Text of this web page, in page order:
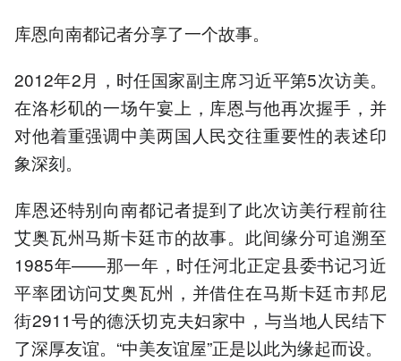
库恩向南都记者分享了一个故事。
2012年2月，时任国家副主席习近平第5次访美。
在洛杉矶的一场午宴上，库恩与他再次握手，并
对他着重强调中美两国人民交往重要性的表述印
象深刻。
库恩还特别向南都记者提到了此次访美行程前往
艾奥瓦州马斯卡廷市的故事。此间缘分可追溯至
1985年——那一年，时任河北正定县委书记习近
平率团访问艾奥瓦州，并借住在马斯卡廷市邦尼
街2911号的德沃切克夫妇家中，与当地人民结下
了深厚友谊。“中美友谊屋”正是以此为缘起而设。